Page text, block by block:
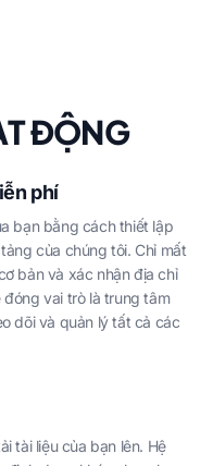
ĐỘNG
phí
bạn bằng cách thiết lập
của chúng tôi. Chỉ mất
bản và xác nhận địa chỉ
đóng vai trò là trung tâm
dõi và quản lý tất cả các
tài liệu của bạn lên. Hệ